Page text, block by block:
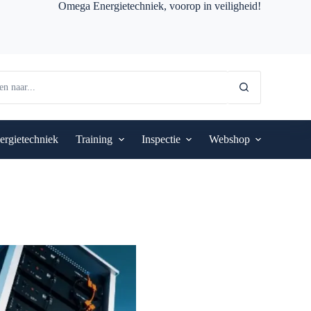
Omega Energietechniek, voorop in veiligheid!
Training Inspectie Webshop